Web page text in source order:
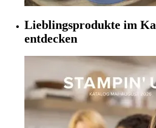
Lieblingsprodukte im
entdecken